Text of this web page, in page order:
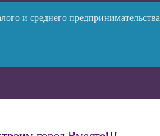
и среднего предпринимательства